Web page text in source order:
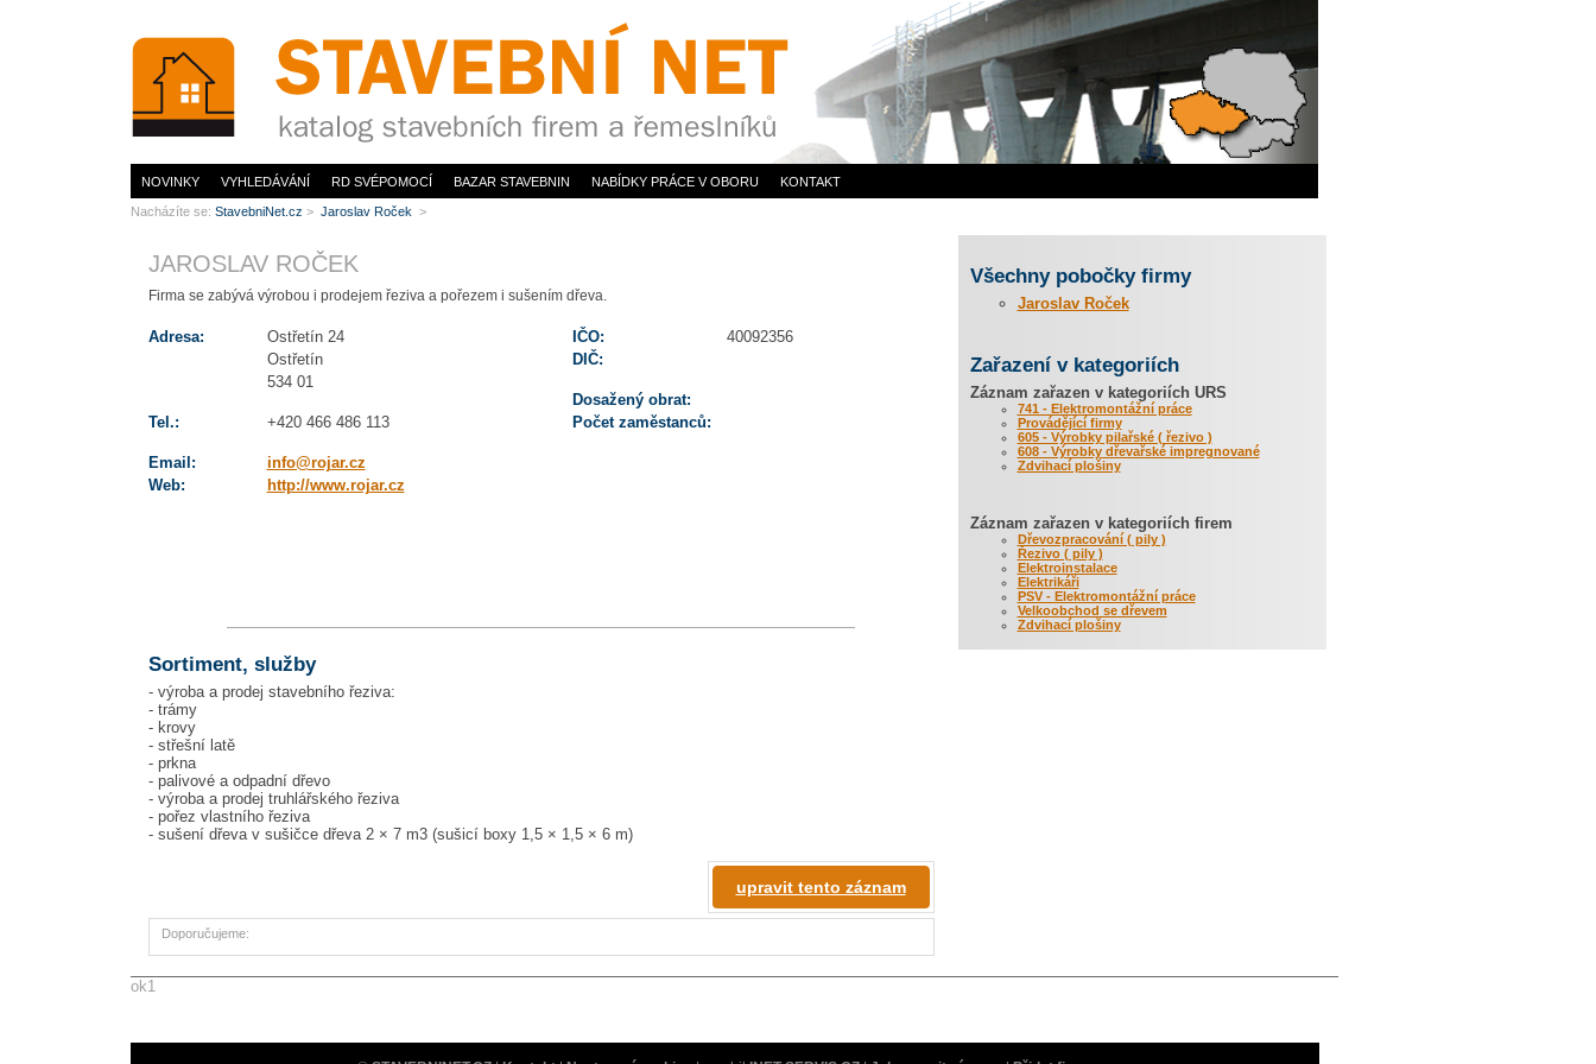
JAROSLAV ROČEK
Firma se zabývá výrobou i prodejem řeziva a pořezem i sušením dřeva.
Adresa:
Ostřetín 24
Ostřetín
534 01
Tel.: +420 466 486 113
Email:
info@rojar.cz
Web:
http://www.rojar.cz
IČO:
40092356
DIČ:
Dosažený obrat:
Počet zaměstanců:
Sortiment, služby
- výroba a prodej stavebního řeziva:
- trámy
- krovy
- střešní latě
- prkna
- palivové a odpadní dřevo
- výroba a prodej truhlářského řeziva
- pořez vlastního řeziva
- sušení dřeva v sušičce dřeva 2 × 7 m3 (sušicí boxy 1,5 × 1,5 × 6 m)
upravit tento záznam
Doporučujeme:
Všechny pobočky firmy
Jaroslav Roček
Zařazení v kategoriích
Záznam zařazen v kategoriích URS
741 - Elektromontážní práce
Provádějící firmy
605 - Výrobky pilařské ( řezivo )
608 - Výrobky dřevařské impregnované
Zdvihací plošiny
Záznam zařazen v kategoriích firem
Dřevozpracování ( pily )
Řezivo ( pily )
Elektroinstalace
Elektrikáři
PSV - Elektromontážní práce
Velkoobchod se dřevem
Zdvihací plošiny
ok1
NOVINKY VYHLEDÁVÁNÍ RD SVÉPOMOCÍ BAZAR STAVEBNIN NABÍDKY PRÁCE V OBORU KONTAKT
Nacházíte se: StavebniNet.cz > Jaroslav Roček >